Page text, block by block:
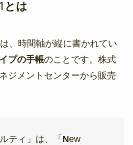
とは
、時間軸が縦に書かれてい
プの手帳のことです。株式
ジメントセンターから販売
ティ」は、「 New